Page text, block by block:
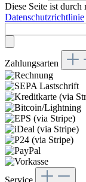
Diese Seite ist
Datenschutzrichtlinie
Zahlungsarten
Service